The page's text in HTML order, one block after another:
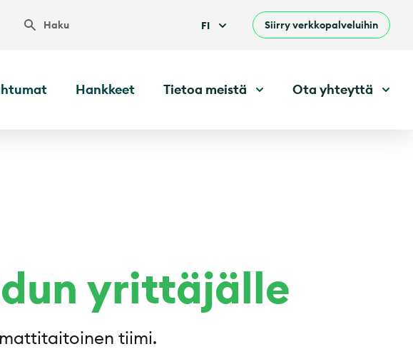
Haku FI Siirry verkkopalveluihin
Hankkeet Tietoa meistä Ota yhteyttä
yrittäjälle
tiimi.